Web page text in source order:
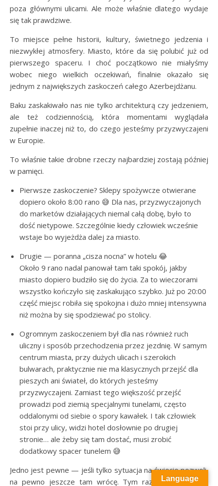
poza głównymi ulicami. Ale może właśnie dlatego wydaje
się tak prawdziwe.
To miejsce pełne historii, kultury, świetnego jedzenia i
niezwykłej atmosfery. Miasto, które da się polubić już od
pierwszego spaceru. I choć początkowo nie miałyśmy
wobec niego wielkich oczekiwań, finalnie okazało się
jednym z największych zaskoczeń całego Azerbejdżanu.
Baku zaskakiwało nas nie tylko architekturą czy jedzeniem,
ale też codziennością, która momentami wyglądała
zupełnie inaczej niż to, do czego jesteśmy przyzwyczajeni
w Europie.
To właśnie takie drobne rzeczy najbardziej zostają później
w pamięci.
Pierwsze zaskoczenie? Sklepy spożywcze otwierane
dopiero około 8:00 rano 😅 Dla nas, przyzwyczajonych
do marketów działających niemal całą dobę, było to
dość nietypowe. Szczególnie kiedy człowiek wcześnie
wstaje bo wyjeżdża dalej za miasto.
Drugie — poranna „cisza nocna” w hotelu 😂
Około 9 rano nadal panował tam taki spokój, jakby
miasto dopiero budziło się do życia. Za to wieczorami
wszystko kończyło się zaskakująco szybko. Już po 20:00
część miejsc robiła się spokojna i dużo mniej intensywna
niż można by się spodziewać po stolicy.
Ogromnym zaskoczeniem był dla nas również ruch
uliczny i sposób przechodzenia przez jezdnię. W samym
centrum miasta, przy dużych ulicach i szerokich
bulwarach, praktycznie nie ma klasycznych przejść dla
pieszych ani świateł, do których jesteśmy
przyzwyczajeni. Zamiast tego większość przejść
prowadzi pod ziemią specjalnymi tunelami, często
oddalonymi od siebie o spory kawałek. I tak człowiek
stoi przy ulicy, widzi hotel dosłownie po drugiej
stronie… ale żeby się tam dostać, musi zrobić
dodatkowy spacer tunelem 😅
Jedno jest pewne — jeśli tylko sytuacja na świecie pozwoli,
na pewno jeszcze tam wrócę. Tym razem już z moim
Language